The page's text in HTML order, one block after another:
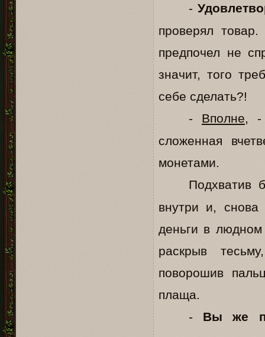
-
проверял
предпочел не
значит, того
себе сделать?!
- Вполне, -
сложенная
монетами.
Подхватив
внутри и, снова
деньги в
раскрыв
поворошив
плаща.
- Вы же